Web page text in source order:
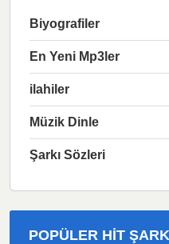
Biyografiler
En Yeni Mp3ler
ilahiler
Müzik Dinle
Şarkı Sözleri
POPÜLER HIT